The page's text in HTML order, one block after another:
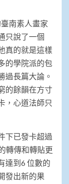
南素人畫家
只說了一個
真的就是這樣
的學院派的包
過長篇大論。
的餘韻在方寸
，心道法師只
下已發卡超過
轉傳和轉貼更
達到6 位數的
發出新的果